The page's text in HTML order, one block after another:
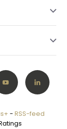
- RSS-feed